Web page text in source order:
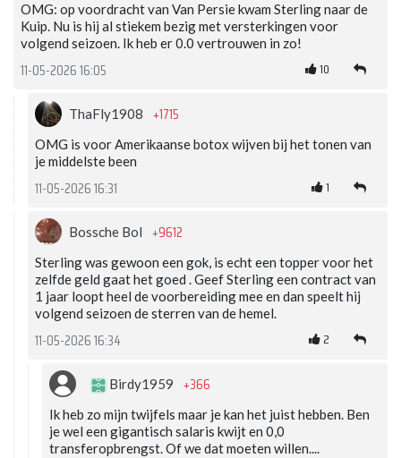
OMG: op voordracht van Van Persie kwam Sterling naar de
Kuip. Nu is hij al stiekem bezig met versterkingen voor
volgend seizoen. Ik heb er 0.0 vertrouwen in zo!
11-05-2026 16:05 10
ThaFly1908 +1715
OMG is voor Amerikaanse botox wijven bij het tonen van
je middelste been
11-05-2026 16:31 1
Bossche Bol +9612
Sterling was gewoon een gok, is echt een topper voor het
zelfde geld gaat het goed . Geef Sterling een contract van
1 jaar loopt heel de voorbereiding mee en dan speelt hij
volgend seizoen de sterren van de hemel.
11-05-2026 16:34 2
Birdy1959 +366
Ik heb zo mijn twijfels maar je kan het juist hebben. Ben
je wel een gigantisch salaris kwijt en 0,0
transferopbrengst. Of we dat moeten willen....